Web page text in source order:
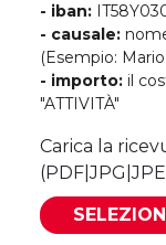
- iban:
- causale:
(Esempio:
- importo: il
"ATTIVITÀ"
Carica la